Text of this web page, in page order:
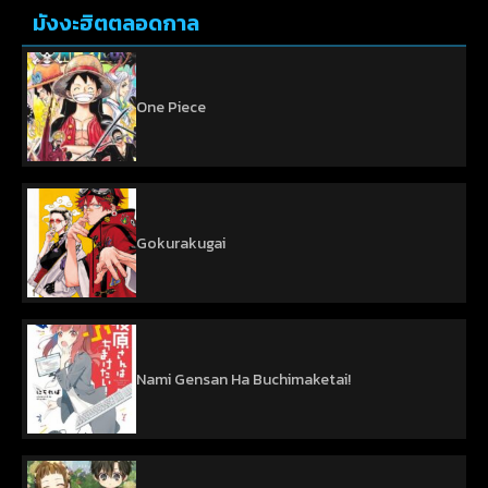
มังงะฮิตตลอดกาล
One Piece
Gokurakugai
Nami Gensan Ha Buchimaketai!